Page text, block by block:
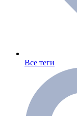
Все теги